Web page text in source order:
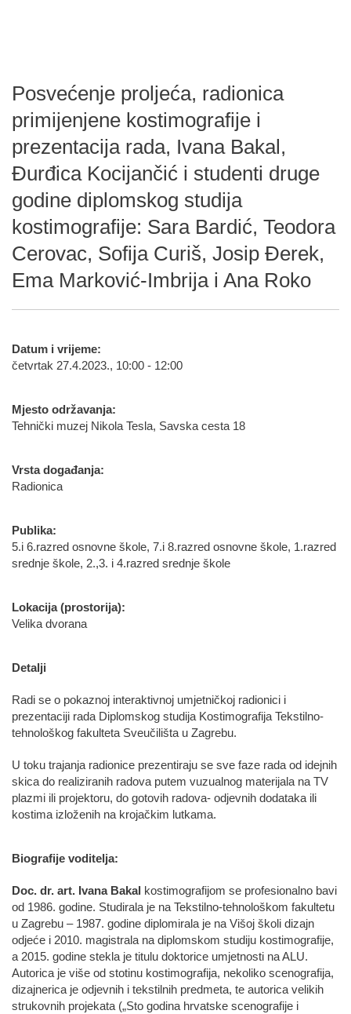
Posvećenje proljeća, radionica
primijenjene kostimografije i
prezentacija rada, Ivana Bakal,
Đurđica Kocijančić i studenti druge
godine diplomskog studija
kostimografije: Sara Bardić, Teodora
Cerovac, Sofija Curiš, Josip Đerek,
Ema Marković-Imbrija i Ana Roko
Datum i vrijeme:
četvrtak 27.4.2023., 10:00 - 12:00
Mjesto održavanja:
Tehnički muzej Nikola Tesla, Savska cesta 18
Vrsta događanja:
Radionica
Publika:
5.i 6.razred osnovne škole, 7.i 8.razred osnovne škole, 1.razred
srednje škole, 2.,3. i 4.razred srednje škole
Lokacija (prostorija):
Velika dvorana
Detalji
Radi se o pokaznoj interaktivnoj umjetničkoj radionici i
prezentaciji rada Diplomskog studija Kostimografija Tekstilno-
tehnološkog fakulteta Sveučilišta u Zagrebu.
U toku trajanja radionice prezentiraju se sve faze rada od idejnih
skica do realiziranih radova putem vuzualnog materijala na TV
plazmi ili projektoru, do gotovih radova- odjevnih dodataka ili
kostima izloženih na krojačkim lutkama.
Biografije voditelja:
Doc. dr. art. Ivana Bakal kostimografijom se profesionalno bavi
od 1986. godine. Studirala je na Tekstilno-tehnološkom fakultetu
u Zagrebu – 1987. godine diplomirala je na Višoj školi dizajn
odjeće i 2010. magistrala na diplomskom studiju kostimografije,
a 2015. godine stekla je titulu doktorice umjetnosti na ALU.
Autorica je više od stotinu kostimografija, nekoliko scenografija,
dizajnerica je odjevnih i tekstilnih predmeta, te autorica velikih
strukovnih projekata („Sto godina hrvatske scenografije i